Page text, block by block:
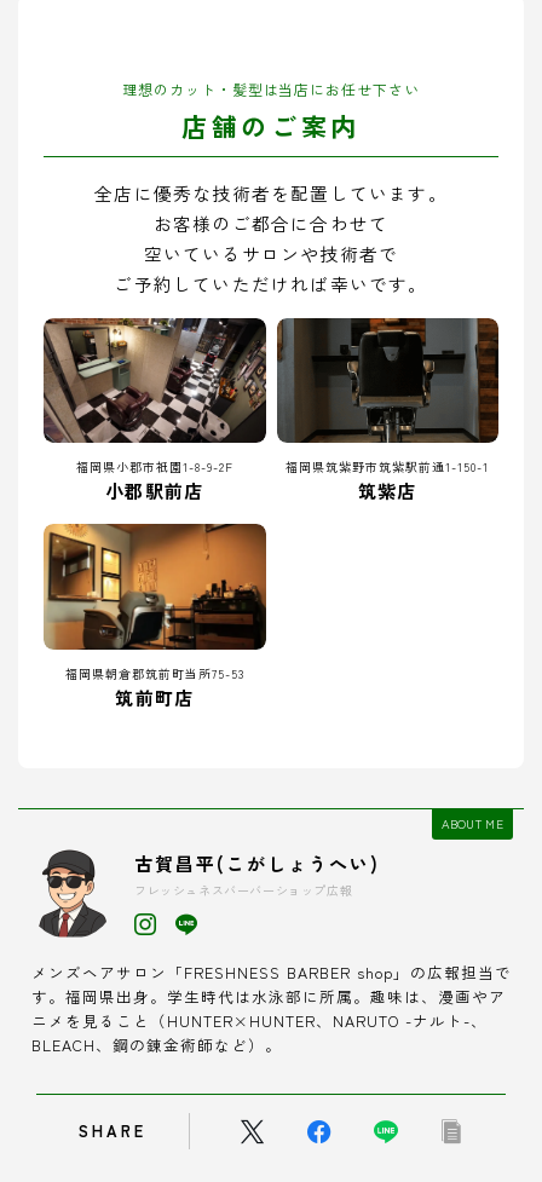
理想のカット・髪型は当店にお任せ下さい
店舗のご案内
全店に優秀な技術者を配置しています。
お客様のご都合に合わせて
空いているサロンや技術者で
ご予約していただければ幸いです。
福岡県小郡市祇園1-8-9-2F
小郡駅前店
福岡県筑紫野市筑紫駅前通1-150-1
筑紫店
福岡県朝倉郡筑前町当所75-53
筑前町店
ABOUT ME
古賀昌平(こがしょうへい)
フレッシュネスバーバーショップ広報
メンズヘアサロン「FRESHNESS BARBER shop」の広報担当で
す。福岡県出身。学生時代は水泳部に所属。趣味は、漫画やア
ニメを見ること（HUNTER×HUNTER、NARUTO -ナルト-、
BLEACH、鋼の錬金術師など）。
SHARE